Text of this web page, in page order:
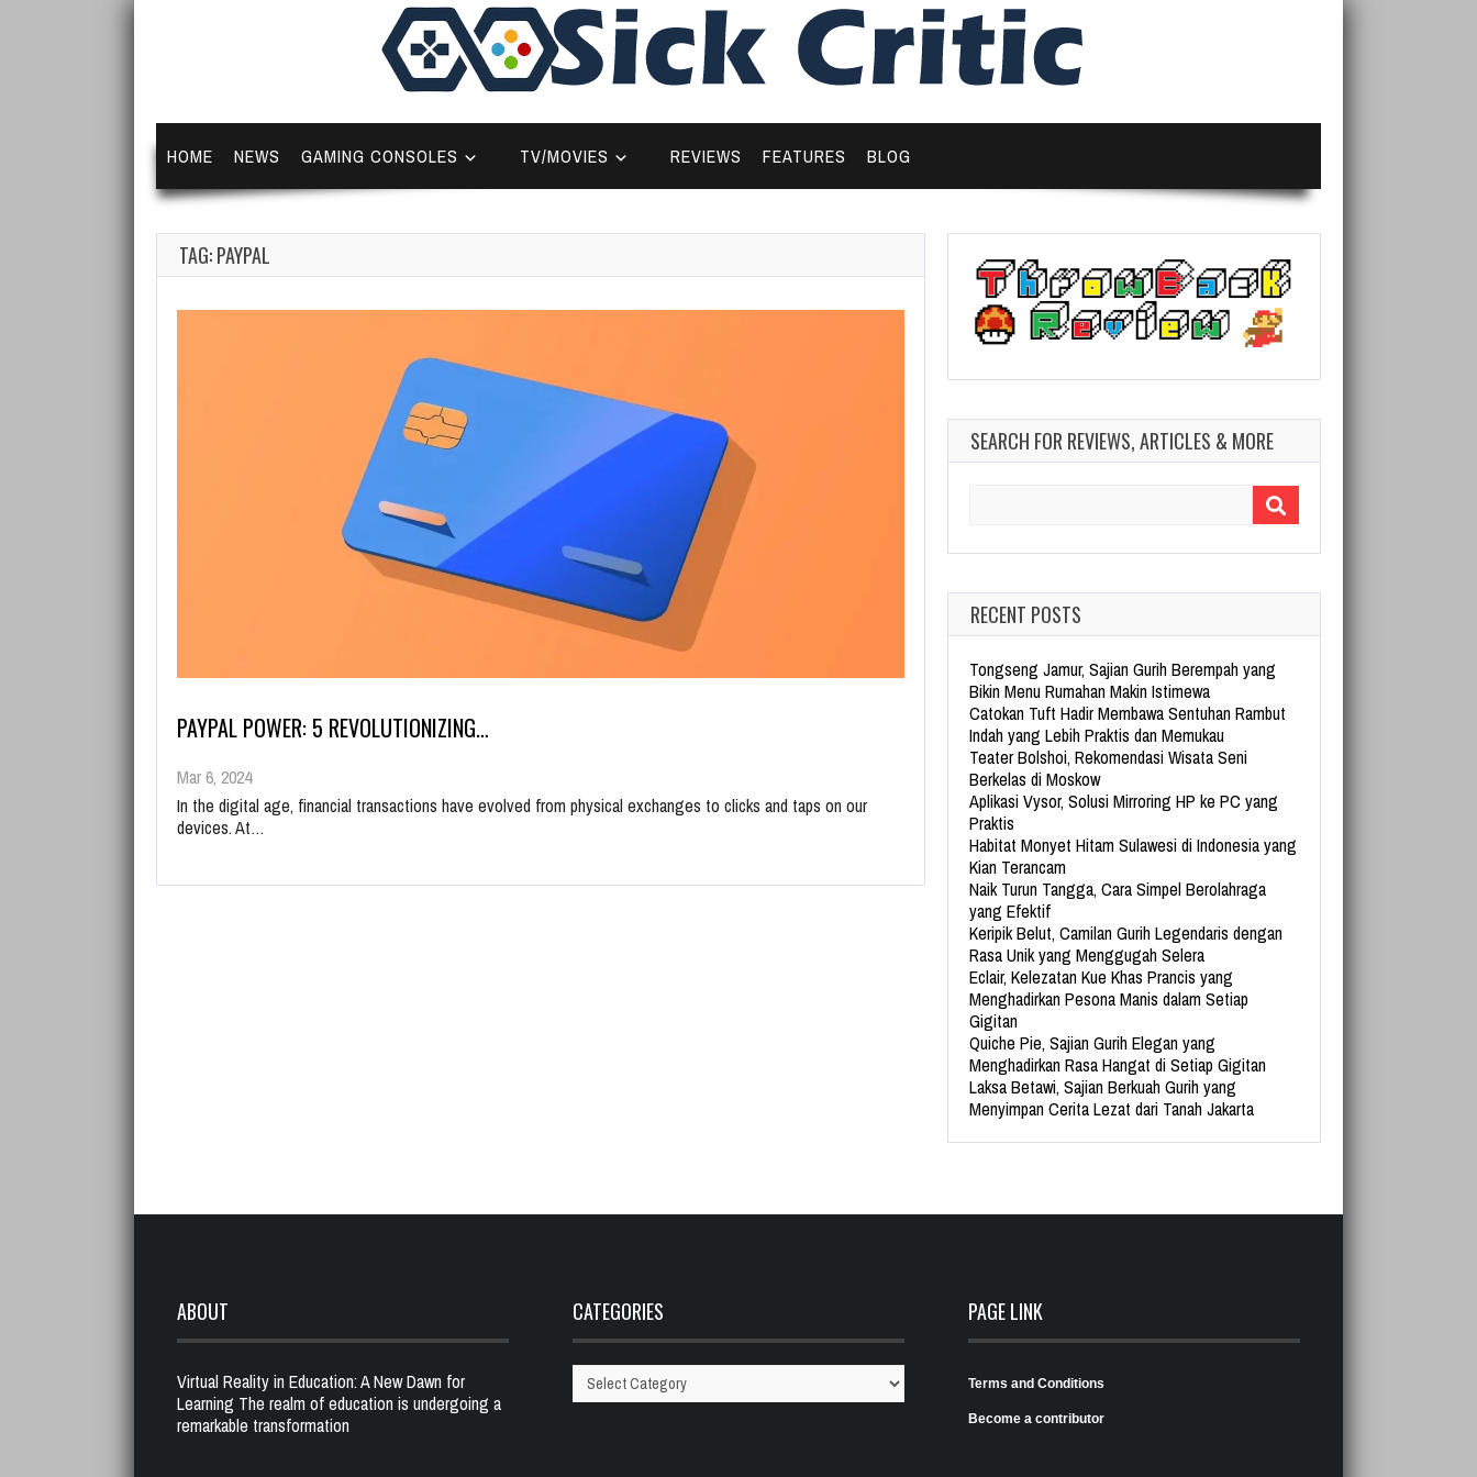
HOME NEWS GAMING CONSOLES TV/MOVIES REVIEWS FEATURES BLOG
TAG: PAYPAL
PAYPAL POWER: 5 REVOLUTIONIZING…
Mar 6, 2024
In the digital age, financial transactions have evolved from physical exchanges to clicks and taps on our
devices. At…
SEARCH FOR REVIEWS, ARTICLES & MORE
RECENT POSTS
Tongseng Jamur, Sajian Gurih Berempah yang
Bikin Menu Rumahan Makin Istimewa
Catokan Tuft Hadir Membawa Sentuhan Rambut
Indah yang Lebih Praktis dan Memukau
Teater Bolshoi, Rekomendasi Wisata Seni
Berkelas di Moskow
Aplikasi Vysor, Solusi Mirroring HP ke PC yang
Praktis
Habitat Monyet Hitam Sulawesi di Indonesia yang
Kian Terancam
Naik Turun Tangga, Cara Simpel Berolahraga
yang Efektif
Keripik Belut, Camilan Gurih Legendaris dengan
Rasa Unik yang Menggugah Selera
Eclair, Kelezatan Kue Khas Prancis yang
Menghadirkan Pesona Manis dalam Setiap
Gigitan
Quiche Pie, Sajian Gurih Elegan yang
Menghadirkan Rasa Hangat di Setiap Gigitan
Laksa Betawi, Sajian Berkuah Gurih yang
Menyimpan Cerita Lezat dari Tanah Jakarta
ABOUT
Virtual Reality in Education: A New Dawn for
Learning The realm of education is undergoing a
remarkable transformation
CATEGORIES
Categories
PAGE LINK
Terms and Conditions
Become a contributor